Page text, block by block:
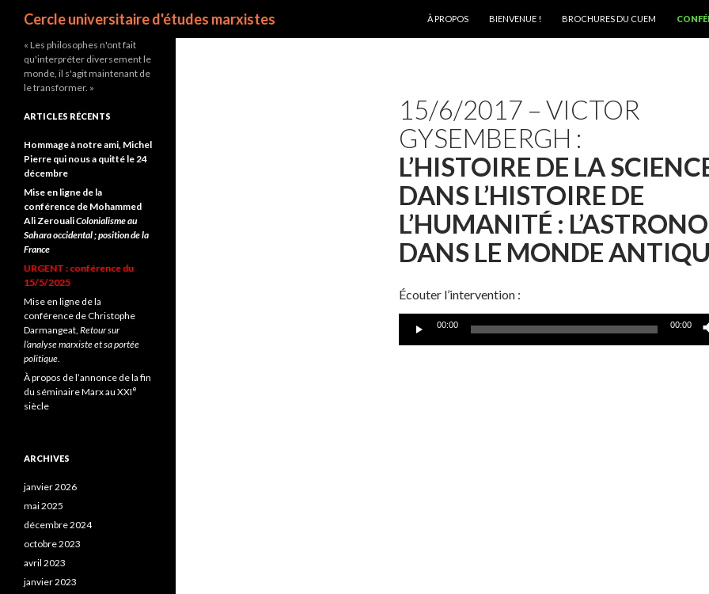
Cercle universitaire d'études marxistes
À PROPOS
BIENVENUE ! BROCHURES DU CUEM
15/6/2017 – VICTOR
GYSEMBERGH :
L’HISTOIRE DE LA
DANS L’HISTOIRE DE
L’HUMANITÉ :
DANS LE MONDE
Écouter l’intervention :
Lecteur
audio
00:00 00:00
« Les philosophes n'ont fait
qu'interpréter diversement le
monde, il s'agit maintenant de
le transformer. »
ARTICLES RÉCENTS
Hommage à notre ami, Michel
Pierre qui nous a quitté le 24
décembre
Mise en ligne de la
conférence de Mohammed
Ali ZeroualiColonialisme au
Sahara occidental ; position de la
France
URGENT : conférence du
15/5/2025
Mise en ligne de la
conférence de Christophe
Darmangeat, Retour sur
l’analyse marxiste et sa portée
politique.
À propos de l’annonce de la fin
du séminaire Marx au XXIe
siècle
ARCHIVES
janvier 2026
mai 2025
décembre 2024
octobre 2023
avril 2023
janvier 2023